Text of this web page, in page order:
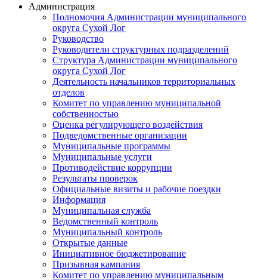
Администрация
Полномочия Администрации муниципального
округа Сухой Лог
Руководство
Руководители структурных подразделений
Структура Администрации муниципального
округа Сухой Лог
Деятельность начальников территориальных
отделов
Комитет по управлению муниципальной
собственностью
Оценка регулирующего воздействия
Подведомственные организации
Муниципальные программы
Муниципальные услуги
Противодействие коррупции
Результаты проверок
Официальные визиты и рабочие поездки
Информация
Муниципальная служба
Ведомственный контроль
Муниципальный контроль
Открытые данные
Инициативное бюджетирование
Призывная кампания
Комитет по управлению муниципальным